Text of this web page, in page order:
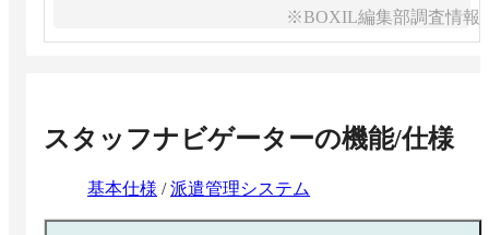
※BOXIL編集部調査情報
スタッフナビゲーターの機能/仕様
基本仕様 /派遣管理システム